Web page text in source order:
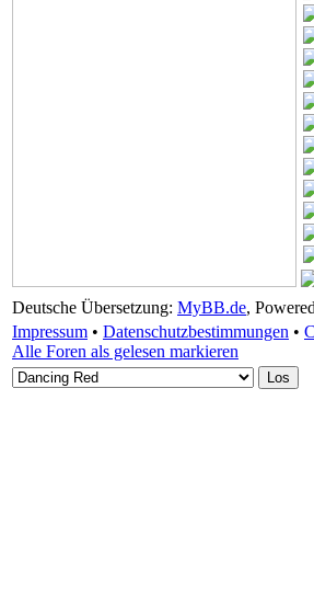
Deutsche Übersetzung: MyBB.de,
Impressum • Datenschutzbestimmungen •
Alle Foren als gelesen markieren